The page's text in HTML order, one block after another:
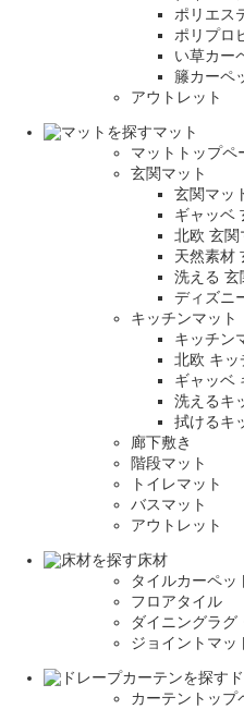
ポリエス
ポリプロ
い草カー
籐カーペ
アウトレット
マット
マットトップペ
玄関マット
玄関マッ
ギャッベ
北欧 玄関
天然素材
洗える 玄
ディズニ
キッチンマット
キッチン
北欧 キッ
ギャッベ
洗えるキ
拭けるキ
廊下敷き
階段マット
トイレマット
バスマット
アウトレット
床材
タイルカーペッ
フロアタイル
ダイニングラグ
ジョイントマッ
カーテントップ